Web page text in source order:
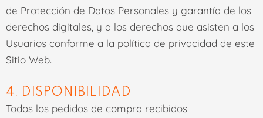
de Protección de Datos Personales y garantía de los
derechos digitales, y a los derechos que asisten a los
Usuarios conforme a la política de privacidad de este
Sitio Web.
4. DISPONIBILIDAD
Todos los pedidos de compra recibidos